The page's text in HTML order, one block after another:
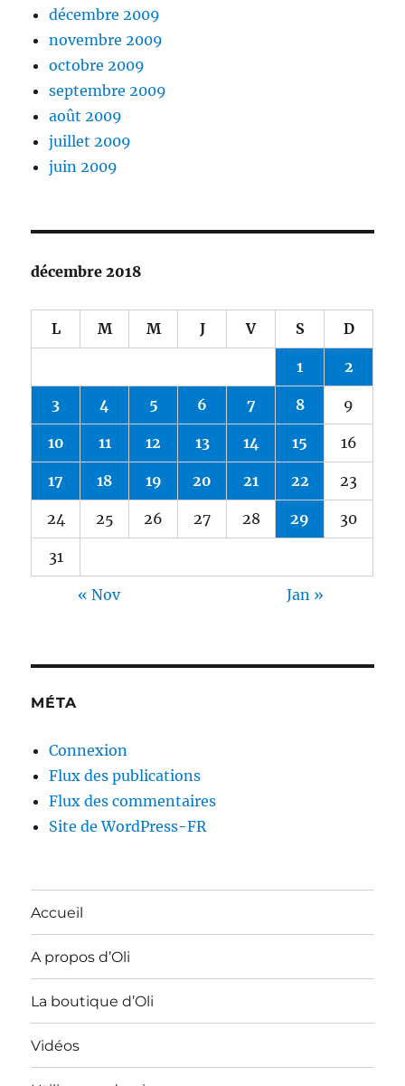
décembre 2009
novembre 2009
octobre 2009
septembre 2009
août 2009
juillet 2009
juin 2009
décembre 2018
L M M J V S D
1 2
3 4 5 6 7 8 9
10 11 12 13 14 15 16
17 18 19 20 21 22 23
24 25 26 27 28 29 30
31
« Nov Jan »
MÉTA
Connexion
Flux des publications
Flux des commentaires
Site de WordPress-FR
Accueil
A propos d’Oli
La boutique d’Oli
Vidéos